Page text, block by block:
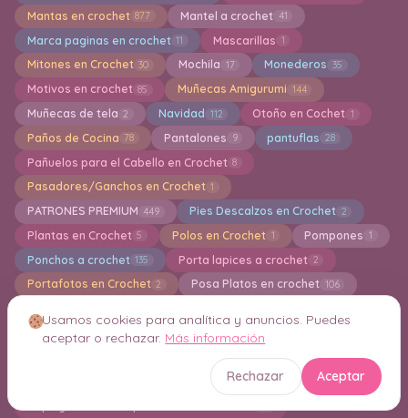
Mantas en crochet 877 Mantel a crochet 41
Marca paginas en crochet 11 Mascarillas 1
Mitones en Crochet 30 Mochila 17 Monederos 35
Motivos en crochet 85 Muñecas Amigurumi 144
Muñecas de tela 2 Navidad 112 Otoño en Cochet 1
Paños de Cocina 78 Pantalones 9 pantuflas 28
Pañuelos para el Cabello en Crochet 8
Pasadores/Ganchos en Crochet 1
PATRONES PREMIUM 449 Pies Descalzos en Crochet 2
Plantas en Crochet 5 Polos en Crochet 1 Pompones 1
Ponchos a crochet 135 Porta lapices a crochet 2
Portafotos en Crochet 2 Posa Platos en crochet 106
PUNCH Puntillas de Ganchillo 16
Puntos en Crochet 125
Riñoneras en Crochet 12
Usamos cookies para analítica y anuncios. Puedes
aceptar o rechazar. Más información
Rechazar Aceptar